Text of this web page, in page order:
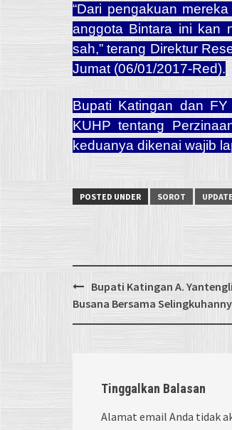
“Dari pengakuan
anggota Bintara ini kan
sah,” terang Direktur
Jumat (06/01/2017-Red).
Bupati Katingan dan
KUHP tentang
keduanya dikenai wajib
POSTED UNDER SOROT UPDATE
Post
navigation
Bupati Katingan A.
Busana Bersama
Tinggalkan Balasan
Alamat email Anda tidak